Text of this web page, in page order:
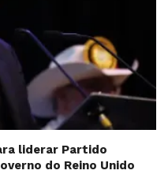
liderar Partido
do Reino Unido